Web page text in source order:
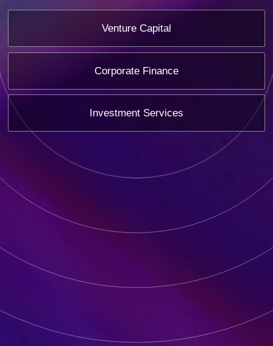
Venture Capital
Corporate Finance
Investment Services